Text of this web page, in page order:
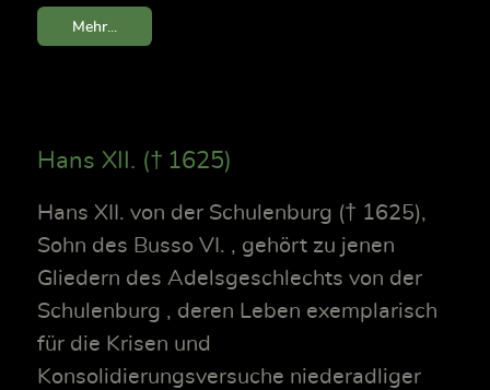
Mehr...
Hans XII. († 1625)
Hans XII. von der Schulenburg († 1625),
Sohn des Busso VI. , gehört zu jenen
Gliedern des Adelsgeschlechts von der
Schulenburg , deren Leben exemplarisch
für die Krisen und
Konsolidierungsversuche niederadliger